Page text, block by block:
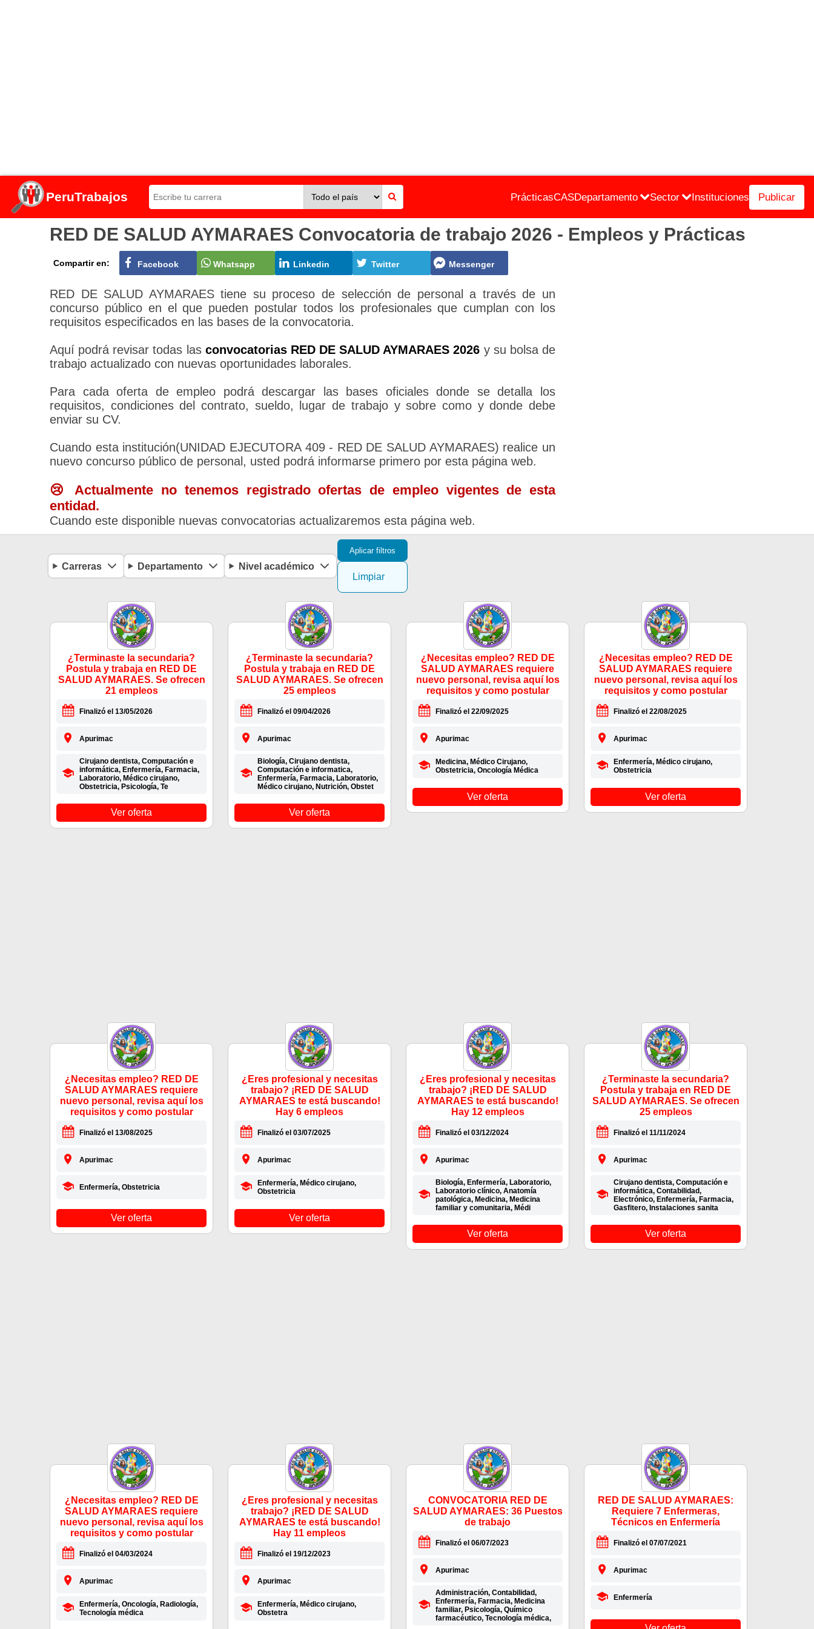
PeruTrabajos PrácticasCASDepartamento Sector Instituciones Publicar
RED DE SALUD AYMARAES Convocatoria de trabajo 2026 - Empleos y Prácticas
Compartir en: Facebook Whatsapp Linkedin Twitter Messenger
RED DE SALUD AYMARAES tiene su proceso de selección de personal a través de un
concurso público en el que pueden postular todos los profesionales que cumplan con los
requisitos especificados en las bases de la convocatoria.
Aquí podrá revisar todas las convocatorias RED DE SALUD AYMARAES 2026 y su bolsa de
trabajo actualizado con nuevas oportunidades laborales.
Para cada oferta de empleo podrá descargar las bases oficiales donde se detalla los
requisitos, condiciones del contrato, sueldo, lugar de trabajo y sobre como y donde debe
enviar su CV.
Cuando esta institución(UNIDAD EJECUTORA 409 - RED DE SALUD AYMARAES) realice un
nuevo concurso público de personal, usted podrá informarse primero por esta página web.
😢 Actualmente no tenemos registrado ofertas de empleo vigentes de esta
entidad.
Cuando este disponible nuevas convocatorias actualizaremos esta página web.
Carreras Departamento Nivel académico
Aplicar filtros
Limpiar
¿Terminaste la secundaria?
Postula y trabaja en RED DE
SALUD AYMARAES. Se ofrecen
21 empleos
Finalizó el 13/05/2026
Apurimac
Cirujano dentista, Computación e
informática, Enfermería, Farmacia,
Laboratorio, Médico cirujano,
Obstetricia, Psicología, Te
Ver oferta
¿Terminaste la secundaria?
Postula y trabaja en RED DE
SALUD AYMARAES. Se ofrecen
25 empleos
Finalizó el 09/04/2026
Apurimac
Biología, Cirujano dentista,
Computación e informatica,
Enfermería, Farmacia, Laboratorio,
Médico cirujano, Nutrición, Obstet
Ver oferta
¿Necesitas empleo? RED DE
SALUD AYMARAES requiere
nuevo personal, revisa aquí los
requisitos y como postular
Finalizó el 22/09/2025
Apurimac
Medicina, Médico Cirujano,
Obstetricia, Oncología Médica
Ver oferta
¿Necesitas empleo? RED DE
SALUD AYMARAES requiere
nuevo personal, revisa aquí los
requisitos y como postular
Finalizó el 22/08/2025
Apurimac
Enfermería, Médico cirujano,
Obstetricia
Ver oferta
¿Necesitas empleo? RED DE
SALUD AYMARAES requiere
nuevo personal, revisa aquí los
requisitos y como postular
Finalizó el 13/08/2025
Apurimac
Enfermería, Obstetricia
Ver oferta
¿Eres profesional y necesitas
trabajo? ¡RED DE SALUD
AYMARAES te está buscando!
Hay 6 empleos
Finalizó el 03/07/2025
Apurimac
Enfermería, Médico cirujano,
Obstetricia
Ver oferta
¿Eres profesional y necesitas
trabajo? ¡RED DE SALUD
AYMARAES te está buscando!
Hay 12 empleos
Finalizó el 03/12/2024
Apurimac
Biología, Enfermería, Laboratorio,
Laboratorio clínico, Anatomía
patológica, Medicina, Medicina
familiar y comunitaria, Médi
Ver oferta
¿Terminaste la secundaria?
Postula y trabaja en RED DE
SALUD AYMARAES. Se ofrecen
25 empleos
Finalizó el 11/11/2024
Apurimac
Cirujano dentista, Computación e
informática, Contabilidad,
Electrónico, Enfermería, Farmacia,
Gasfitero, Instalaciones sanita
Ver oferta
¿Necesitas empleo? RED DE
SALUD AYMARAES requiere
nuevo personal, revisa aquí los
requisitos y como postular
Finalizó el 04/03/2024
Apurimac
Enfermería, Oncología, Radiología,
Tecnología médica
¿Eres profesional y necesitas
trabajo? ¡RED DE SALUD
AYMARAES te está buscando!
Hay 11 empleos
Finalizó el 19/12/2023
Apurimac
Enfermería, Médico cirujano,
Obstetra
CONVOCATORIA RED DE
SALUD AYMARAES: 36 Puestos
de trabajo
Finalizó el 06/07/2023
Apurimac
Administración, Contabilidad,
Enfermería, Farmacia, Medicina
familiar, Psicología, Químico
farmacéutico, Tecnología médica,
RED DE SALUD AYMARAES:
Requiere 7 Enfermeras,
Técnicos en Enfermería
Finalizó el 07/07/2021
Apurimac
Enfermería